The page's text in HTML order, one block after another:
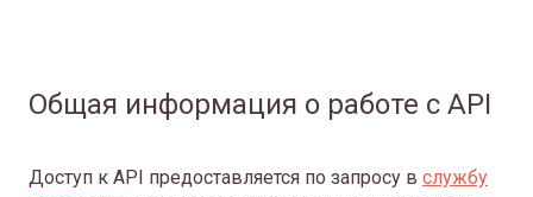
Общая информация о работе с API
Доступ к API предоставляется по запросу в службу